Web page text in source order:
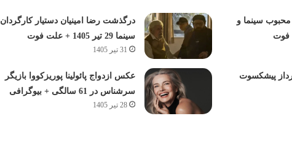
سینما و
درگذشت رضا امینیان دستیار کارگردان
سینما 29 تیر 1405 + علت فوت
31 تیر 1405
پیشکسوت
عکس ازدواج پائولینا پوریزکووا بازیگر
سرشناس در 61 سالگی + بیوگرافی
28 تیر 1405